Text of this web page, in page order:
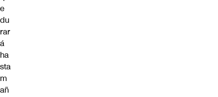
e
du
rar
á
ha
sta
m
añ